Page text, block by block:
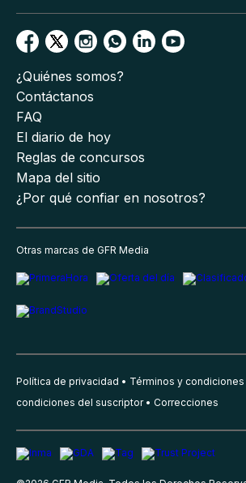
¿Quiénes somos?
Contáctanos
FAQ
El diario de hoy
Reglas de concursos
Mapa del sitio
¿Por qué confiar en nosotros?
Otras marcas de GFR Media
Política de privacidad Términos y condiciones
condiciones del suscriptor
Correcciones